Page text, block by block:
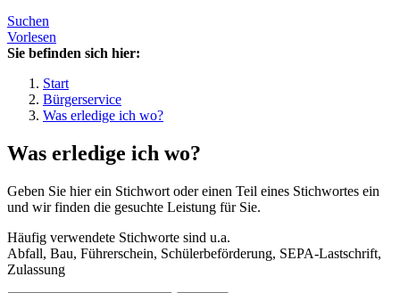
Suchen
Vorlesen
Sie befinden sich hier:
Start
Bürgerservice
Was erledige ich wo?
Was erledige ich wo?
Geben Sie hier ein Stichwort oder einen Teil eines Stichwortes ein
und wir finden die gesuchte Leistung für Sie.
Häufig verwendete Stichworte sind u.a.
Abfall, Bau, Führerschein, Schülerbeförderung, SEPA-Lastschrift,
Zulassung